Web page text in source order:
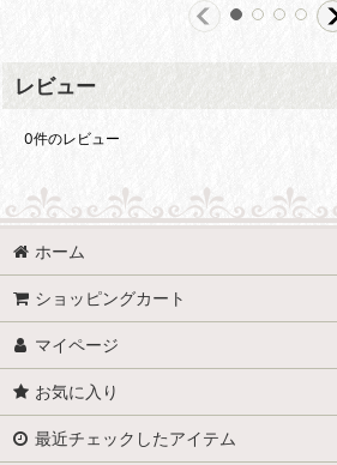
レビュー
0件のレビュー
ホーム
ショッピングカート
マイページ
お気に入り
最近チェックしたアイテム